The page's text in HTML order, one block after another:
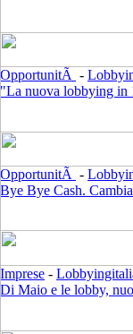
OpportunitÃ -
"La nuova lobbying in
OpportunitÃ -
Bye Bye Cash.
Imprese -
Di Maio e le lobby,